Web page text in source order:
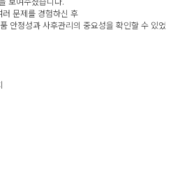
문제를 경험하신 후
안정성과 사후관리의 중요성을 확인할 수 있었